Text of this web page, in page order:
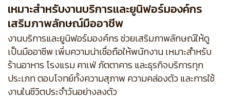
เหมาะสำหรับงานบริการและยูนิฟอร์มองค์กร
เสริมภาพลักษณ์มืออาชีพ
งานบริการและยูนิฟอร์มองค์กร ช่วยเสริมภาพลักษณ์ให้ดู
เป็นมืออาชีพ เพิ่มความน่าเชื่อถือให้พนักงาน เหมาะสำหรับ
ร้านอาหาร โรงแรม คาเฟ่ ภัตตาคาร และธุรกิจบริการทุก
ประเภท ตอบโจทย์ทั้งความสุภาพ ความคล่องตัว และการใช้
งานในชีวิตประจำวันอย่างลงตัว